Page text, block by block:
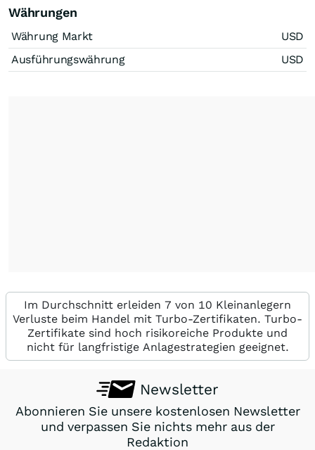
Währungen
Währung Markt
USD
Ausführungswährung
USD
Im Durchschnitt erleiden 7 von 10 Kleinanlegern
Verluste beim Handel mit Turbo-Zertifikaten. Turbo-
Zertifikate sind hoch risikoreiche Produkte und
nicht für langfristige Anlagestrategien geeignet.
Newsletter
Abonnieren Sie unsere kostenlosen Newsletter
und verpassen Sie nichts mehr aus der
Redaktion